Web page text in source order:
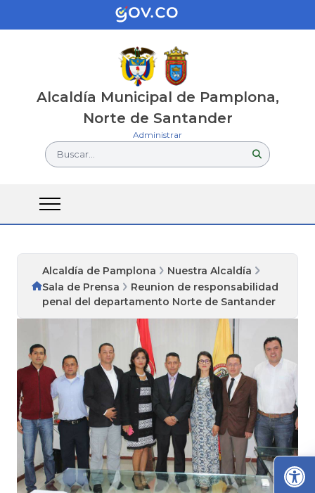
Alcaldía Municipal de Pamplona,
Norte de Santander
Administrar
Buscar...
Alcaldía de Pamplona
Nuestra Alcaldía
Sala de Prensa
Reunion de responsabilidad
penal del departamento Norte de Santander